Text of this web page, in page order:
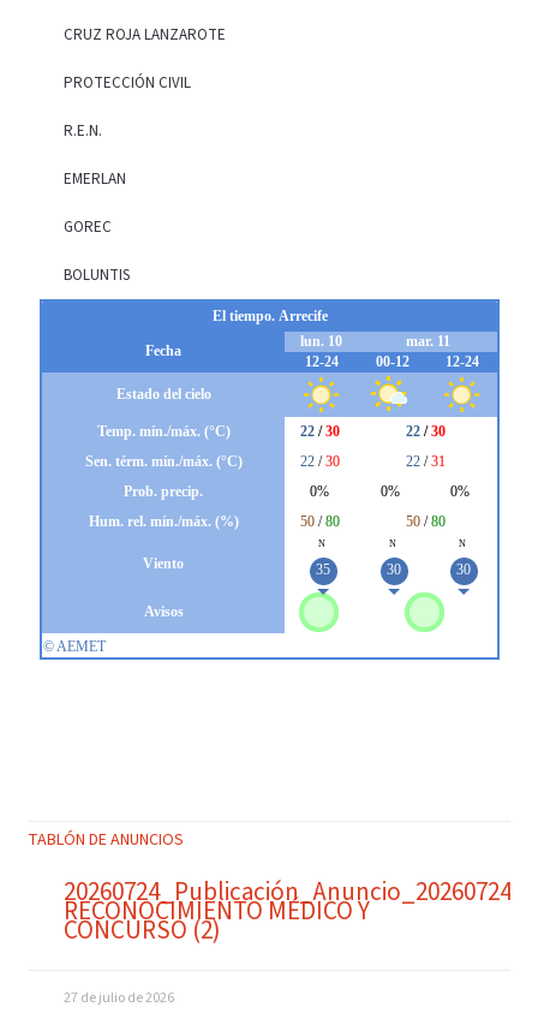
CRUZ ROJA LANZAROTE
PROTECCIÓN CIVIL
R.E.N.
EMERLAN
GOREC
BOLUNTIS
TABLÓN DE ANUNCIOS
RECONOCIMIENTO MÉDICO Y
CONCURSO (2)
27 de julio de 2026